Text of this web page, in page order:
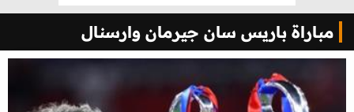
مباراة باريس سان جيرمان وارسنال